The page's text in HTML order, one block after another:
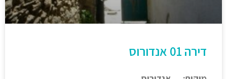
דירה 01 אנדורוס